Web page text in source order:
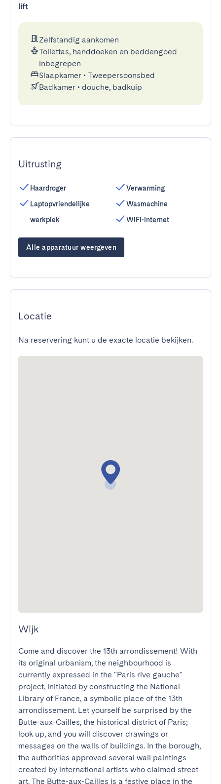
lift
Zelfstandig aankomen
Toilettas, handdoeken en beddengoed
inbegrepen
Slaapkamer • Tweepersoonsbed
Badkamer • douche, badkuip
Uitrusting
Haardroger
Laptopvriendelijke
werkplek
Verwarming
Wasmachine
WiFi-internet
Alle apparatuur weergeven
Locatie
Na reservering kunt u de exacte locatie bekijken.
Wijk
Come and discover the 13th arrondissement! With
its original urbanism, the neighbourhood is
currently expressed in the "Paris rive gauche"
project, initiated by constructing the National
Library of France, a symbolic place of the 13th
arrondissement. Let yourself be surprised by the
Butte-aux-Cailles, the historical district of Paris;
look up, and you will discover drawings or
messages on the walls of buildings. In the borough,
the authorities approved several wall paintings
created by international artists who claimed street
art. The Butte-aux-Cailles is a festive place in the